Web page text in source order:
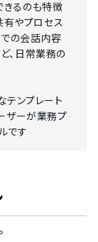
るのも特徴
有やプロセス
の会話内容
、日常業務の
ンプレート
ザーが業務プ
です